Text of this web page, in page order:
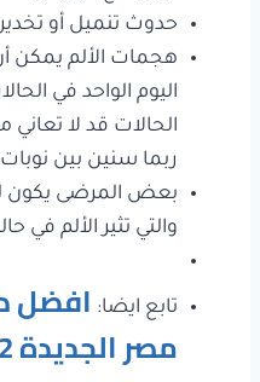
حدوث تنميل أو
هجمات الألم يمكن
اليوم الواحد في
الحالات قد لا
ربما سنين بين نوبات
بعض المرضى يكون
والتي تثير الألم في
تابع ايضا: افضل
مصر الجديدة 2022 خبرة عالمية